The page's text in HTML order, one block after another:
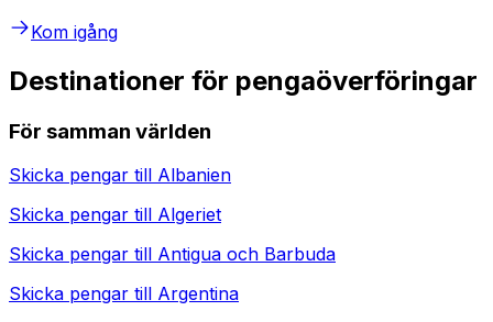
Kom igång
Destinationer för pengaöverföringar
För samman världen
Skicka pengar till Albanien
Skicka pengar till Algeriet
Skicka pengar till Antigua och Barbuda
Skicka pengar till Argentina